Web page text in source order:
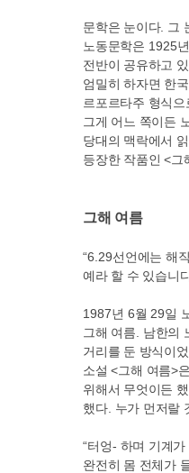
문학은 눈이다. 그
노동문학은 1925
전반이 공유하고
엄밀히 하자면 한
르포르타주 형식
그게 어느 쪽이든
당대의 맥락에서
등장한 작품인<그
그해 여름
“6.29선언에는 해
예라 할 수 있습니
1987년 6월 29일
그해 여름
남한의
거리를 둔 방식이
소설<그해 여름>
위해서 무엇이든
했다. 누가 먼저랄
“터엉- 하며 기계
완전히 몸 전체가